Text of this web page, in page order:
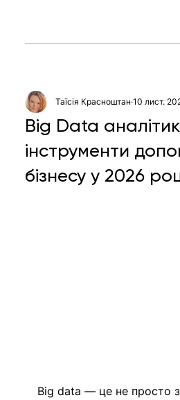
Big Data
інструменти
бізнесу у 2026
Таїсія Красноштан 10 лист.
Big data — це не просто